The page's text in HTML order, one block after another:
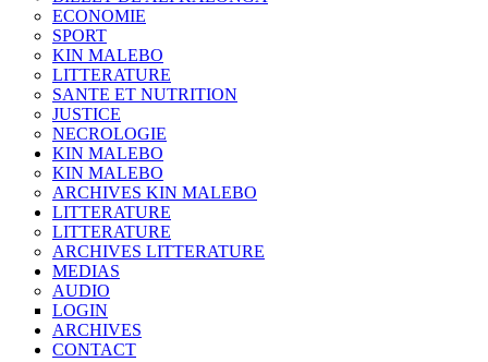
ECONOMIE
SPORT
KIN MALEBO
LITTERATURE
SANTE ET NUTRITION
JUSTICE
NECROLOGIE
KIN MALEBO
KIN MALEBO
ARCHIVES KIN MALEBO
LITTERATURE
LITTERATURE
ARCHIVES LITTERATURE
MEDIAS
AUDIO
LOGIN
ARCHIVES
CONTACT